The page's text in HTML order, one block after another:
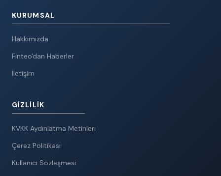
KURUMSAL
Hakkımızda
Finteo'dan Haberler
İletişim
GIZLILIK
KVKK Aydınlatma Metinleri
Çerez Politikası
Kullanıcı Sözleşmesi